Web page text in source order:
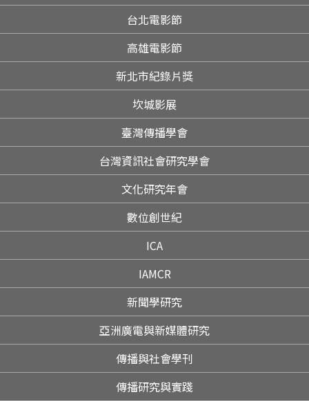
台北電影節
高雄電影節
新北市紀錄片獎
坎城影展
臺灣傳播學會
台灣資訊社會研究學會
文化研究年會
數位創世紀
ICA
IAMCR
新聞學研究
亞洲廣電與新媒體研究
傳播與社會學刊
傳播研究與實踐